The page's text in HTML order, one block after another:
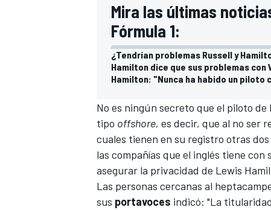
Mira las últimas
Fórmula 1:
¿Tendrían problemas Russell y
Hamilton dice que sus problemas
Hamilton: "Nunca ha habido un piloto
No es ningún secreto que el piloto de
tipo offshore, es decir, que al no ser
cuales tienen en su registro otras
las compañías que el inglés tiene
asegurar la privacidad de Lewis
Las personas cercanas al
sus portavoces indicó: "La